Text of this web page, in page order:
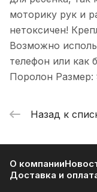
моторику рук и
нетоксичен!
Возможно
телефон или как
Поролон
Назад к
О компании
Доставка и